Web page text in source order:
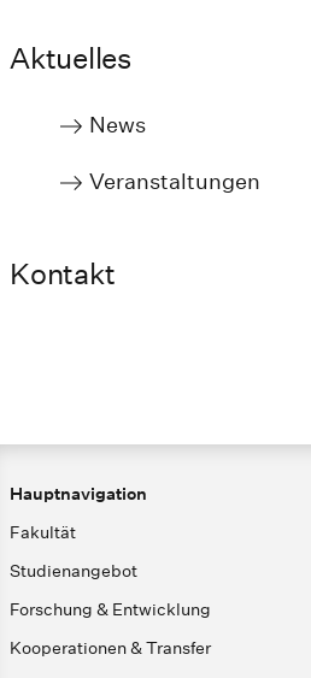
Aktuelles
News
Veranstaltungen
Kontakt
Hauptnavigation
Fakultät
Studienangebot
Forschung & Entwicklung
Kooperationen & Transfer